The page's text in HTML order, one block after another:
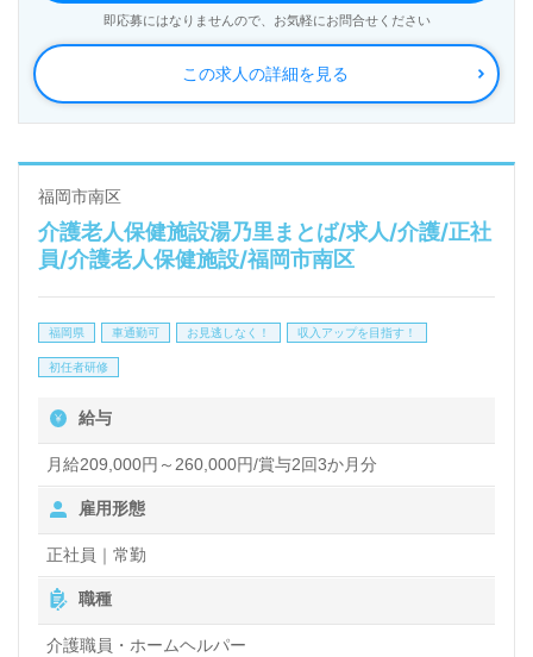
老人ホーム、介護老人保健施設、ショートステイ、グ
ループホーム事業を展開されています。
◎ご利用者様の穏やかな時間『住むところ、笑うとこ
ろ、生きるところ』を職員様全員参加でサポートされ
ている事業所様！◎
看護助手や介護職経験のある方はもちろん、これから
介護職を目指される方も幅広く募集します。特別養護
践に役立つ研修制度、中途入社の方もすぐに馴染んで
ションに！『ご利用者様のお役に立ちたい、資格/経
験を活かしたい』『介護知識や技術力を高めたい』
『働きがいを感じながら仕事したい』『転職で施設形
態や環境を変えて環境を変えて働きたい』等の方も大
歓迎です！募集詳細等、担当コンサルタントよりご案
内します。お問い合わせも遠慮なくお願いします。
この求人の詳細を見る
即応募にはなりませんので、お気軽にお問合せください
福岡市南区
介護老人保健施設湯乃里まとば/求人/介護/正社
員/介護老人保健施設/福岡市南区
福岡県 車通勤可 お見逃しなく！ 収入アップを目指す！
初任者研修
給与
月給209,000円～260,000円/賞与2回3か月分
雇用形態
正社員｜常勤
職種
介護職員・ホームヘルパー